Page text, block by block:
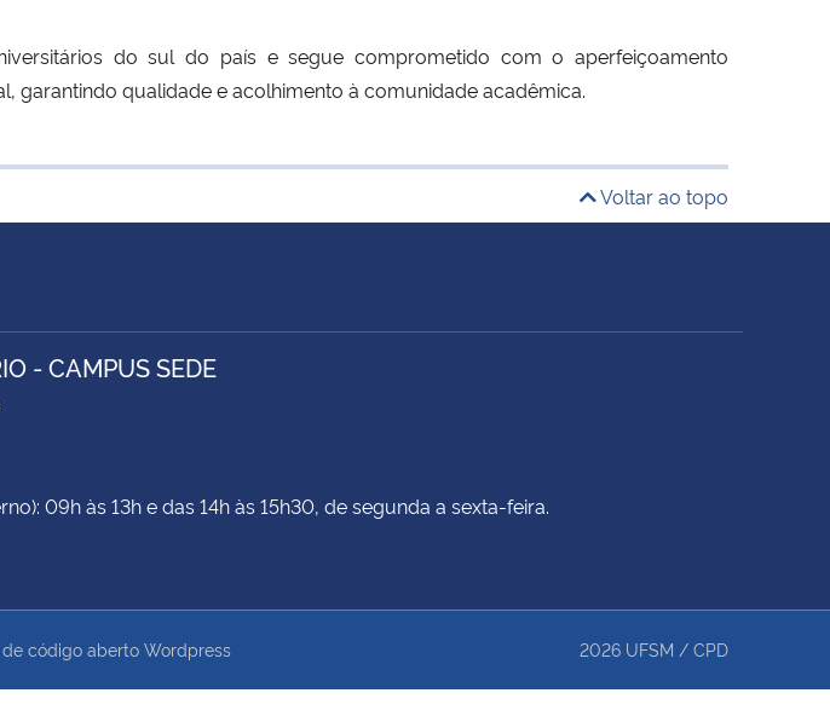
do sul do país e segue comprometido com o aperfeiçoamento
garantindo qualidade e acolhimento à comunidade acadêmica.
Voltar ao topo
- CAMPUS SEDE
09h às 13h e das 14h às 15h30, de segunda a sexta-feira.
código aberto Wordpress 2026 UFSM / CPD